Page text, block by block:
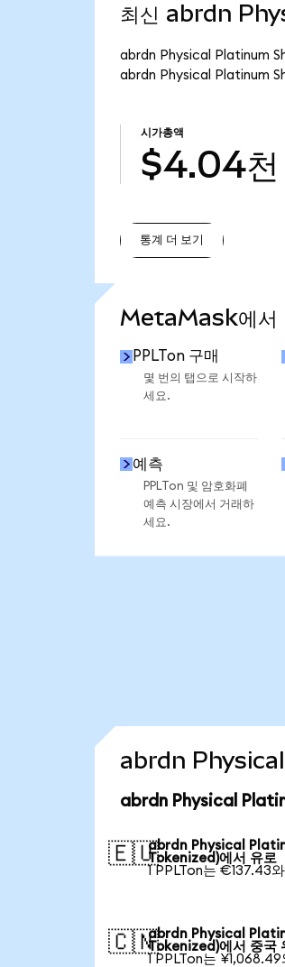
최신 abrdn
abrdn Physical Platinum
abrdn Physical Platinum
시가총액
$4.04천
통계 더 보기
MetaMask에서
PPLTon 구매
몇 번의 탭으로 시작하
세요.
예측
PPLTon 및 암호화폐
예측 시장에서 거래하
세요.
abrdn Physical
abrdn Physical
🇪🇺abrdn Physical
Tokenized)에서 유로
1 PPLTon는 €137.43
🇨🇳abrdn Physical
Tokenized)에서 중국
1 PPLTon는 ¥1,068.49